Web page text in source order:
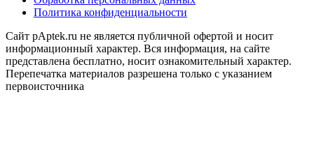
Политика конфиденциальности
Сайт pAptek.ru не является публичной офертой и носит
информационный характер. Вся информация, на сайте
представлена бесплатно, носит ознакомительный характер.
Перепечатка материалов разрешена только с указанием
первоисточника